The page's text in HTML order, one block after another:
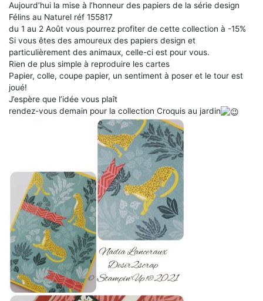
Aujourd’hui la mise à l’honneur des papiers de la série design
Félins au Naturel réf 155817
du 1 au 2 Août vous pourrez profiter de cette collection à -15%
Si vous êtes des amoureux des papiers design et
particulièrement des animaux, celle-ci est pour vous.
Rien de plus simple à reproduire les cartes
Papier, colle, coupe papier, un sentiment à poser et le tour est
joué!
J’espère que l’idée vous plaît
rendez-vous demain pour la collection Croquis au jardin